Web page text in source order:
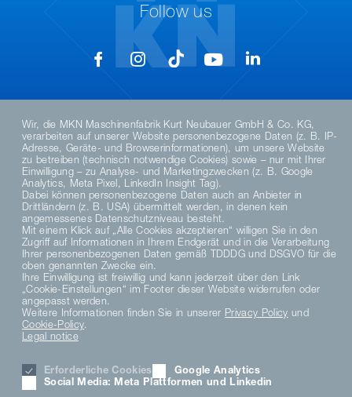
Follow us
DE
PRIVACY POLICY
DATENSCHUTZERKLÄRUNG SOCIAL MEDIA
PRIVACY NOTICE
TERMS AND CONDITIONS
MATERIAL COMPLIANCE
HINWEISGEBERSYSTEM
COOKIE SETTINGS
NEWSLETTER
DOWNLOAD
Wir, die MKN Maschinenfabrik Kurt Neubauer GmbH & Co. KG,
verarbeiten auf unserer Website personenbezogene Daten (z. B. IP-
Adresse, Geräte- und Browserinformationen), um unsere Website
zu betreiben (technisch notwendige Cookies) sowie – nur mit Ihrer
Einwilligung – zu Analyse- und Marketingzwecken (z. B. Google
Analytics, Meta Pixel, LinkedIn Insight Tag).
Dabei können personenbezogene Daten auch an Anbieter in
Drittländern (z. B. USA) übermittelt werden, in denen kein
angemessenes Datenschutzniveau besteht.
Mit einem Klick auf „Alle Cookies akzeptieren“ willigen Sie in den
Zugriff auf Informationen in Ihrem Endgerät und in die Verarbeitung
Ihrer personenbezogenen Daten gemäß TDDDG und DSGVO für die
oben genannten Zwecke ein.
Ihre Einwilligung ist freiwillig und kann jederzeit über den Link
„Cookie-Einstellungen“ im Footer dieser Website widerrufen oder
angepasst werden.
Weitere Informationen finden Sie in unserer Privacy Policy und
Cookie-Policy.
Legal notice
Erforderliche Cookies
Google Analytics
Social Media: Meta Plattformen und Linkedin